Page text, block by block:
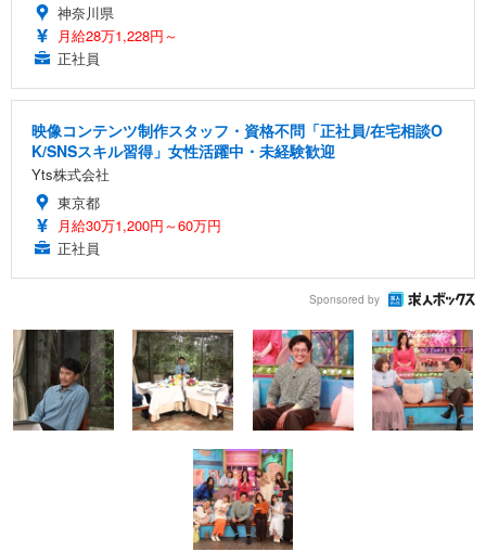
神奈川県
月給28万1,228円～
正社員
映像コンテンツ制作スタッフ・資格不問「正社員/在宅相談O
K/SNSスキル習得」女性活躍中・未経験歓迎
Yts株式会社
東京都
月給30万1,200円～60万円
正社員
Sponsored by